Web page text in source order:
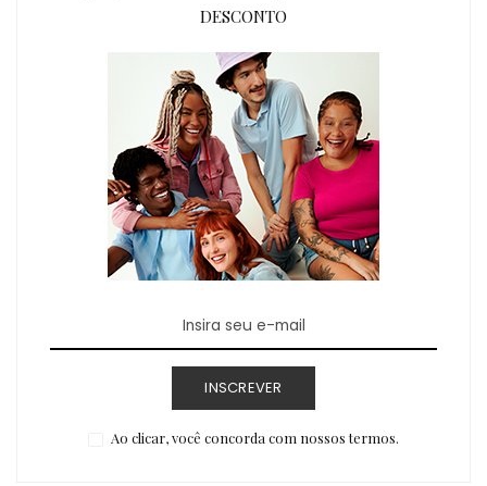
DESCONTO
INSCREVER
Ao clicar, você concorda com nossos termos.